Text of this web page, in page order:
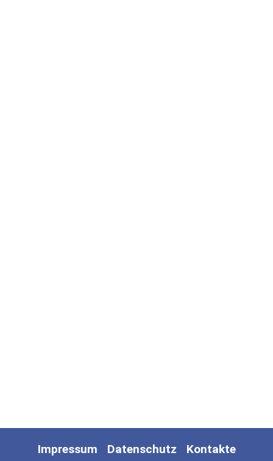
Impressum Datenschutz
Kontakte